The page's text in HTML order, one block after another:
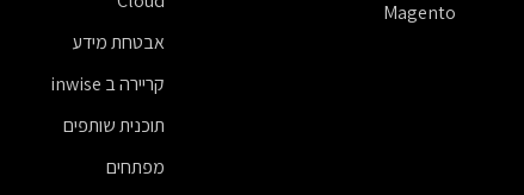
Magento
אבטחת מידע
קריירה ב inwise
תוכנית שותפים
מפתחים